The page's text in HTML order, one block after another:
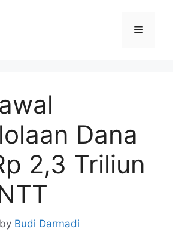
Dana
2,3 Triliun
by Budi Darmadi